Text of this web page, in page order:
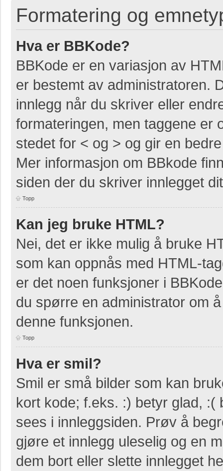
Formatering og
Hva er BBKode?
BBKode er en variasjon av
er bestemt av administratoren.
innlegg når du skriver eller
formateringen, men taggene er
stedet for < og > og gir en
Mer informasjon om BBkode
siden der du skriver innlegget
Topp
Kan jeg bruke HTML?
Nei, det er ikke mulig å bruke
som kan oppnås med HTML-
er det noen funksjoner i
du spørre en administrator om
denne funksjonen.
Topp
Hva er smil?
Smil er små bilder som kan
kort kode; f.eks. :) betyr glad,
sees i innleggsiden. Prøv å
gjøre et innlegg uleselig og en
dem bort eller slette innlegget